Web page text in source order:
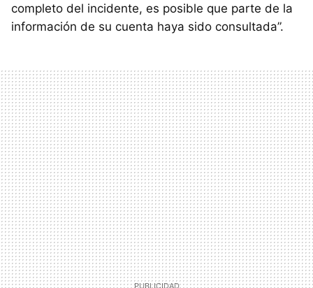
completo del incidente, es posible que parte de la
información de su cuenta haya sido consultada”.